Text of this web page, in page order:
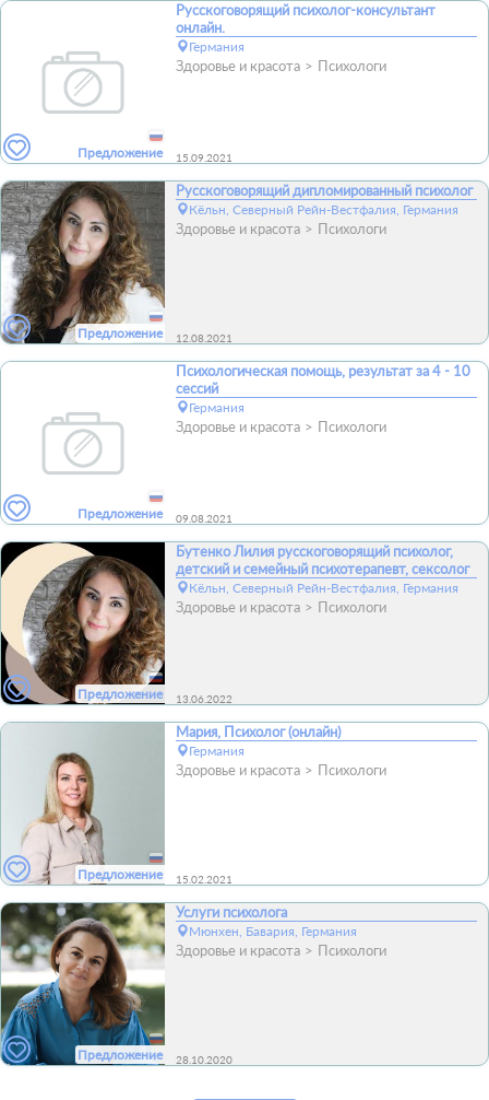
Предложение
Русскоговорящий психолог-консультант
онлайн.
Германия
Здоровье и красота Психологи
15.09.2021
Предложение
Русскоговорящий дипломированный психолог
Кёльн, Северный Рейн-Вестфалия, Германия
Здоровье и красота Психологи
12.08.2021
Предложение
Психологическая помощь, результат за 4 - 10
сессий
Германия
Здоровье и красота Психологи
09.08.2021
Предложение
Бутенко Лилия русскоговорящий психолог,
детский и семейный психотерапевт, сексолог
Кёльн, Северный Рейн-Вестфалия, Германия
Здоровье и красота Психологи
13.06.2022
Предложение
Мария, Психолог (онлайн)
Германия
Здоровье и красота Психологи
15.02.2021
Предложение
Услуги психолога
Мюнхен, Бавария, Германия
Здоровье и красота Психологи
28.10.2020